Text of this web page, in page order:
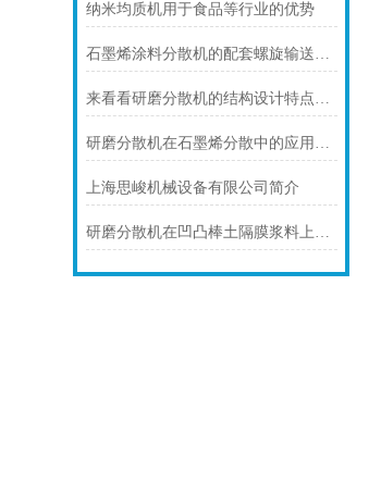
纳米均质机用于食品等行业的优势
石墨烯涂料分散机的配套螺旋输送服务
来看看研磨分散机的结构设计特点是怎样的？
研磨分散机在石墨烯分散中的应用研究
上海思峻机械设备有限公司简介
研磨分散机在凹凸棒土隔膜浆料上的应用